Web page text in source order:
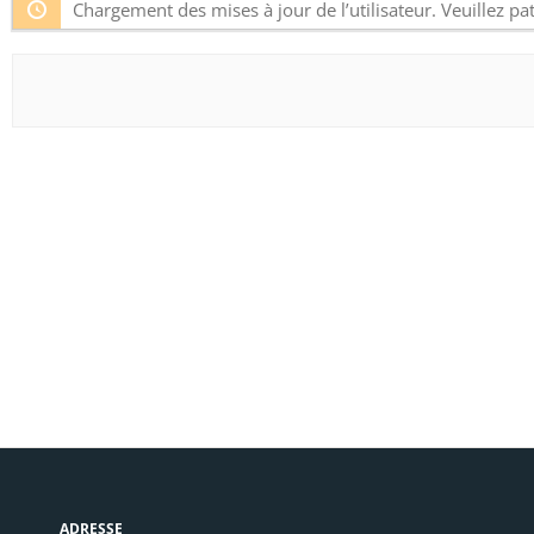
Chargement des mises à jour de l’utilisateur. Veuillez
ADRESSE